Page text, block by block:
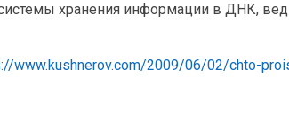
хранения информации в ДНК,
www.kushnerov.com/2009/06/02/chto-